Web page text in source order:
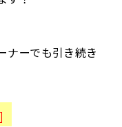
ナーでも引き続き